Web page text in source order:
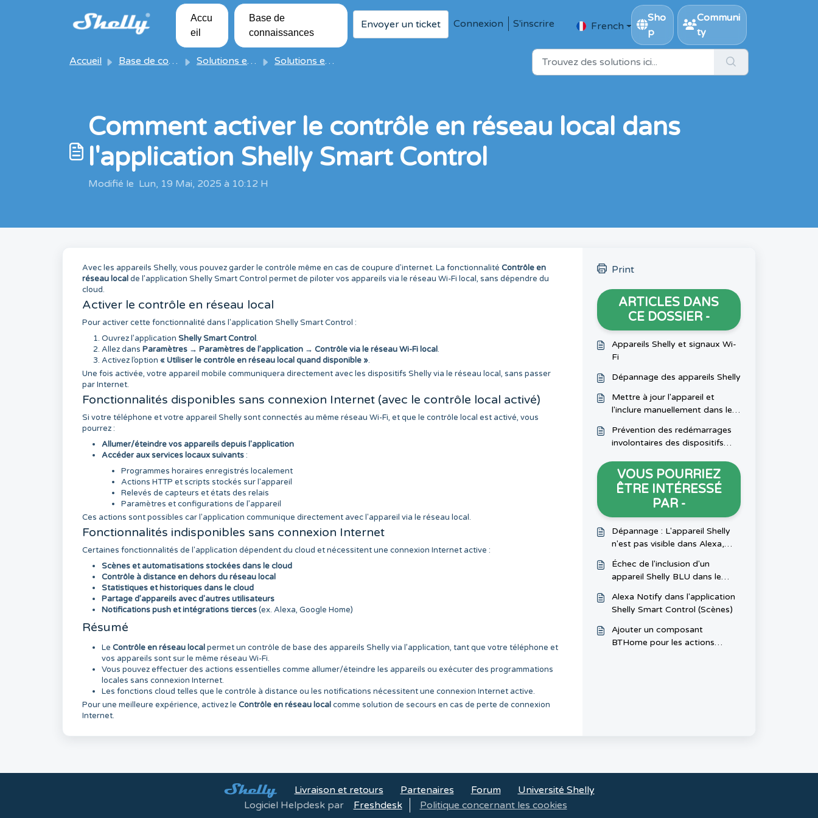
Passer au contenu principal
Accu
eil
Base de
connaissances
Envoyer un ticket Connexion S'inscrire French
Sho
p
Communi
ty
Accueil Base de connaissances Solutions et articles Solutions et articles
Comment activer le contrôle en réseau local dans
l'application Shelly Smart Control
Modifié le Lun, 19 Mai, 2025 à 10:12 H
Avec les appareils Shelly, vous pouvez garder le contrôle même en cas de coupure d'internet. La fonctionnalité Contrôle en
réseau localde l’application Shelly Smart Control permet de piloter vos appareils via le réseau Wi-Fi local, sans dépendre du
cloud.
Activer le contrôle en réseau local
Pour activer cette fonctionnalité dans l'application Shelly Smart Control :
Ouvrez l’application Shelly Smart Control.
Allez dans Paramètres → Paramètres de l’application → Contrôle via le réseau Wi-Fi local.
Activez l’option « Utiliser le contrôle en réseau local quand disponible ».
Une fois activée, votre appareil mobile communiquera directement avec les dispositifs Shelly via le réseau local, sans passer
par Internet.
Fonctionnalités disponibles sans connexion Internet (avec le contrôle local activé)
Si votre téléphone et votre appareil Shelly sont connectés au même réseau Wi-Fi, et que le contrôle local est activé, vous
pourrez :
Allumer/éteindre vos appareils depuis l'application
Accéder aux services locaux suivants :
Programmes horaires enregistrés localement
Actions HTTP et scripts stockés sur l'appareil
Relevés de capteurs et états des relais
Paramètres et configurations de l’appareil
Ces actions sont possibles car l'application communique directement avec l'appareil via le réseau local.
Fonctionnalités indisponibles sans connexion Internet
Certaines fonctionnalités de l'application dépendent du cloud et nécessitent une connexion Internet active :
Scènes et automatisations stockées dans le cloud
Contrôle à distance en dehors du réseau local
Statistiques et historiques dans le cloud
Partage d’appareils avec d'autres utilisateurs
Notifications push et intégrations tierces(ex. Alexa, Google Home)
Résumé
Le Contrôle en réseau localpermet un contrôle de base des appareils Shelly via l’application, tant que votre téléphone et
vos appareils sont sur le même réseau Wi-Fi.
Vous pouvez effectuer des actions essentielles comme allumer/éteindre les appareils ou exécuter des programmations
locales sans connexion Internet.
Les fonctions cloud telles que le contrôle à distance ou les notifications nécessitent une connexion Internet active.
Pour une meilleure expérience, activez le Contrôle en réseau localcomme solution de secours en cas de perte de connexion
Internet.
Print
ARTICLES DANS
CE DOSSIER -
Appareils Shelly et signaux Wi-
Fi
Dépannage des appareils Shelly
Mettre à jour l'appareil et
l'inclure manuellement dans le
Prévention des redémarrages
involontaires des dispositifs
inductives
VOUS POURRIEZ
ÊTRE INTÉRESSÉ
PAR -
Dépannage : L'appareil Shelly
n'est pas visible dans Alexa,
Échec de l'inclusion d'un
appareil Shelly BLU dans le
Alexa Notify dans l'application
Shelly Smart Control (Scènes)
Ajouter un composant
BTHome pour les actions
Livraison et retours Partenaires Forum
Université Shelly
Logiciel Helpdesk par
Freshdesk Politique concernant les cookies